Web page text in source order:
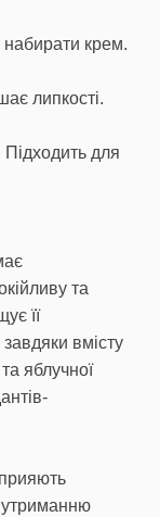
набирати крем.
липкості.
для
та
її
вмісту
яблучної